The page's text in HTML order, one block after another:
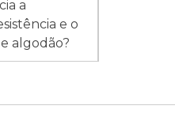
a
e o
algodão?